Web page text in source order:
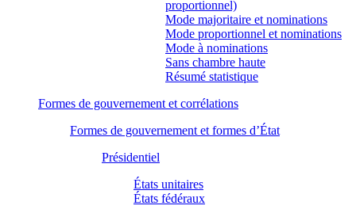
proportionnel)
Mode majoritaire et nominations
Mode proportionnel et nominations
Mode à nominations
Sans chambre haute
Résumé statistique
Formes de gouvernement et corrélations
Formes de gouvernement et formes d’État
Présidentiel
États unitaires
États fédéraux